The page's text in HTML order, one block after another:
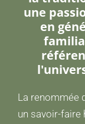
une
en
La renommée
un savoir-faire